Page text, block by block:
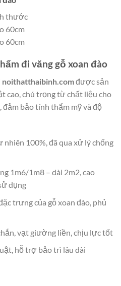
thước
60cm
60cm
đi văng gỗ xoan đào
noithatthaibinh.comđược sản
cao, chú trọng từ chất liệu cho
bảo tính thẩm mỹ và độ
100%, đã qua xử lý chống
1m6/1m8 – dài 2m2, cao
dụng
trưng của gỗ xoan đào, phủ
vạt giường liền, chịu lực tốt
hỗ trợ bảo trì lâu dài